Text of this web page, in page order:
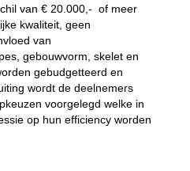
van € 20.000,- of meer
kwaliteit, geen
van
gebouwvorm, skelet en
gebudgetteerd en
wordt de deelnemers
voorgelegd welke in
op hun efficiency worden